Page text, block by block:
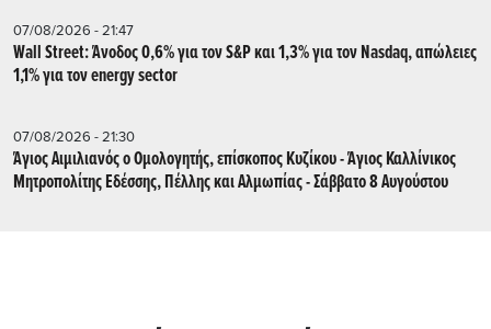
07/08/2026 - 21:47
Wall Street: Άνοδος 0,6% για τον S&P και 1,3% για τον Nasdaq, απώλειες
1,1% για τον energy sector
07/08/2026 - 21:30
Άγιος Αιμιλιανός ο Ομολογητής, επίσκοπος Κυζίκου - Άγιος Καλλίνικος
Μητροπολίτης Εδέσσης, Πέλλης και Αλμωπίας - Σάββατο 8 Αυγούστου